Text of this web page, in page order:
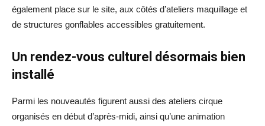
également place sur le site, aux côtés d’ateliers maquillage et
de structures gonflables accessibles gratuitement.
Un rendez-vous culturel désormais bien
installé
Parmi les nouveautés figurent aussi des ateliers cirque
organisés en début d’après-midi, ainsi qu’une animation